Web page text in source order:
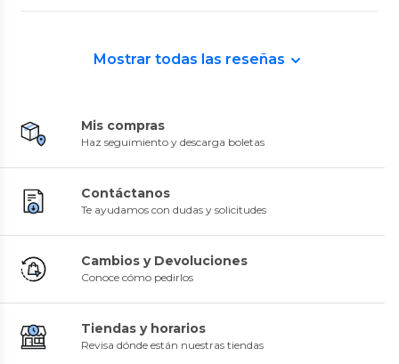
Mostrar todas las reseñas
Mis compras
Haz seguimiento y descarga boletas
Contáctanos
Te ayudamos con dudas y solicitudes
Cambios y Devoluciones
Conoce cómo pedirlos
Tiendas y horarios
Revisa dónde están nuestras tiendas